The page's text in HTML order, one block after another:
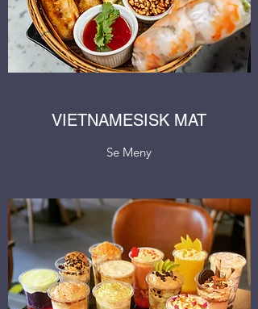
VIETNAMESISK MAT
Se Meny